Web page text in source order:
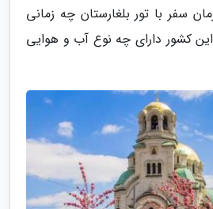
سفر با تور بلغارستان چه زمانی
کشور دارای چه نوع آب و هوایی